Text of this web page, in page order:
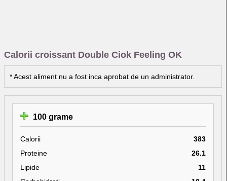
Calorii croissant Double Ciok Feeling OK
* Acest aliment nu a fost inca aprobat de un administrator.
100 grame
Calorii
383
Proteine
26.1
Lipide
11